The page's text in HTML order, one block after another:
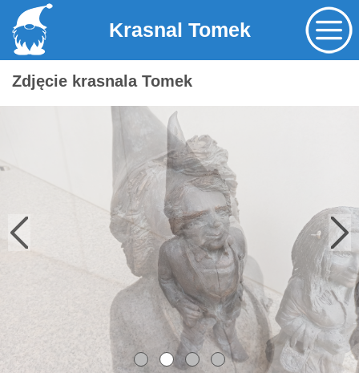
Krasnal Tomek
Zdjęcie krasnala Tomek